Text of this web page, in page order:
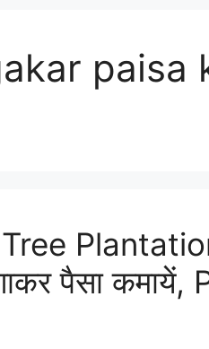
paisa
पैसा कमायें,